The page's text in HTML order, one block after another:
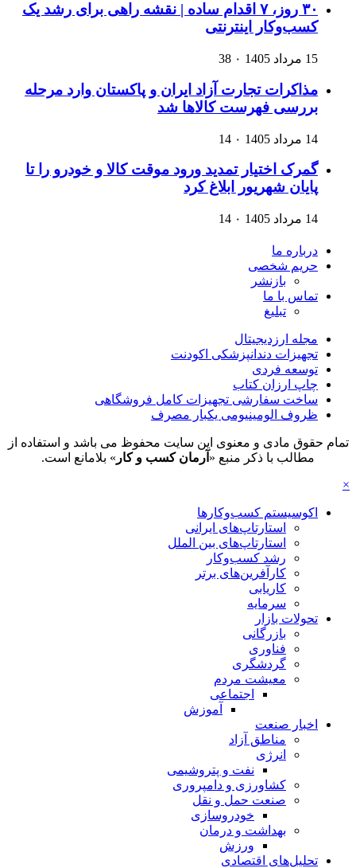
۳۰ روز، ۷ اقدام ساده | نقشه راهی برای رشد یک
کسب‌وکار اینترنتی
15 مرداد 1405 ۰ 38
مذاکرات تجارت آزاد ایران و پاکستان وارد مرحله
بررسی فهرست کالاها شد
14 مرداد 1405 ۰ 14
گمرک اختیار تمدید ورود موقت کالا و خودرو را تا
پایان شهریور ابلاغ کرد
14 مرداد 1405 ۰ 14
درباره ما
حریم شخصی
بازنشر
تماس با ما
تبلیغ
مجله ارزدیجیتال
تجهیزات دندانپزشکی اکودنت
توسعه فردی
چاپ ارزان کتاب
ساخت سفارشی تجهیزات کامل فروشگاهی
ظروف الومینیومی یکبار مصرف
تمام حقوق مادی و معنوی این سایت محفوظ می باشد و استفاده از
مطالب با ذکر منبع « آرمان کسب و کار » بلامانع است.
×
اکوسیستم کسب‌وکارها
استارتاپ‌های ایرانی
استارتاپ‌های بین الملل
رشد کسب‌وکار
کارآفرین‌های برتر
کاریابی
سرمایه
تحولات بازار
بازرگانی
فناوری
گردشگری
معیشت مردم
اجتماعی
آموزش
اخبار صنعت
مناطق آزاد
انرژی
نفت و پتروشیمی
کشاورزی و دامپروری
صنعت حمل و نقل
خودروسازی
بهداشت و درمان
ورزش
تحلیل‌های اقتصادی